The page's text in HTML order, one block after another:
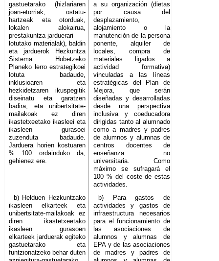
gastuetarako (hizlariaren
joan-etorriak, ostatu-
hartzeak eta otorduak,
lokalen alokairua,
prestakuntza-jarduerari
lotutako materialak), baldin
eta jarduerok Hezkuntza
Sistema Hobetzeko
Planeko lerro estrategikoei
lotuta badaude,
inklusioaren eta
hezkidetzaren ikuspegitik
diseinatu eta garatzen
badira, eta unibertsitate-
mailakoak ez diren
ikastetxeetako ikasleei eta
ikasleen gurasoei
zuzenduta badaude.
Jarduera horien kostuaren
% 100 ordainduko da,
gehienez ere.
a su organización (dietas
por causa del
desplazamiento,
alojamiento o la
manutención de la persona
ponente, alquiler de
locales, compra de
materiales ligados a
actividad formativa)
vinculadas a las líneas
estratégicas del Plan de
Mejora, que serán
diseñadas y desarrolladas
desde una perspectiva
inclusiva y coeducadora
dirigidas tanto al alumnado
como a madres y padres
de alumnos y alumnas de
centros docentes de
enseñanza no
universitaria. Como
máximo se sufragará el
100 % del coste de estas
actividades.
b) Helduen Hezkuntzako
ikasleen elkarteek eta
unibertsitate-mailakoak ez
diren ikastetxeetako
ikasleen gurasoen
elkarteek jarduerak egiteko
gastuetarako eta
funtzionatzeko behar duten
b) Para gastos de
actividades y gastos de
infraestructura necesarios
para el funcionamiento de
las asociaciones de
alumnos y alumnas de
EPA y de las asociaciones
de madres y padres de